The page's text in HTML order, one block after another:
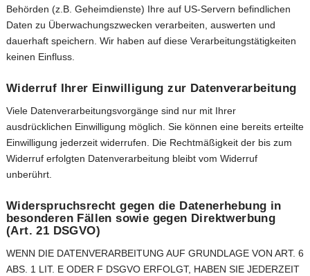
Behörden (z.B. Geheimdienste) Ihre auf US-Servern befindlichen
Daten zu Überwachungszwecken verarbeiten, auswerten und
dauerhaft speichern. Wir haben auf diese Verarbeitungstätigkeiten
keinen Einfluss.
Widerruf Ihrer Einwilligung zur Datenverarbeitung
Viele Datenverarbeitungsvorgänge sind nur mit Ihrer
ausdrücklichen Einwilligung möglich. Sie können eine bereits erteilte
Einwilligung jederzeit widerrufen. Die Rechtmäßigkeit der bis zum
Widerruf erfolgten Datenverarbeitung bleibt vom Widerruf
unberührt.
Widerspruchsrecht gegen die Datenerhebung in
besonderen Fällen sowie gegen Direktwerbung
(Art. 21 DSGVO)
WENN DIE DATENVERARBEITUNG AUF GRUNDLAGE VON ART. 6
ABS. 1 LIT. E ODER F DSGVO ERFOLGT, HABEN SIE JEDERZEIT